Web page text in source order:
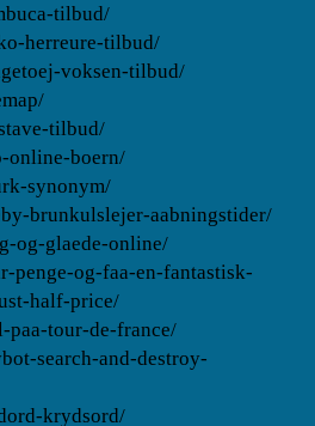
tilbud/
herreure-tilbud/
voksen-tilbud/
tilbud/
online-boern/
synonym/
brunkulslejer-aabningstider/
og-glaede-online/
penge-og-faa-en-fantastisk-
half-price/
tour-de-france/
search-and-destroy-
krydsord/